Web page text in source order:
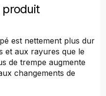
produit
est nettement plus dur
et aux rayures que le
de trempe augmente
changements de